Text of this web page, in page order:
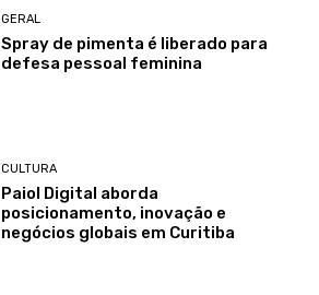
GERAL
Spray de pimenta é liberado para
defesa pessoal feminina
CULTURA
Paiol Digital aborda
posicionamento, inovação e
negócios globais em Curitiba